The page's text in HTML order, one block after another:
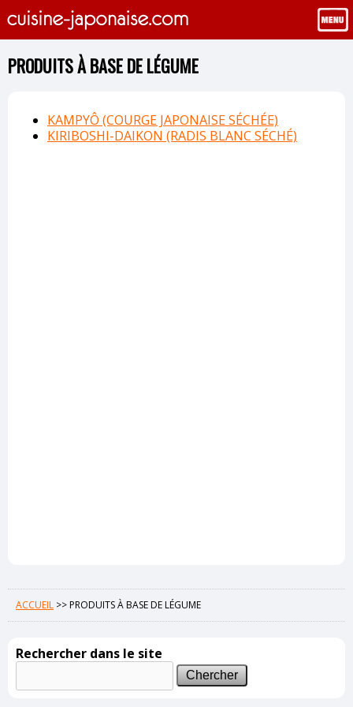
PRODUITS À BASE DE LÉGUME
KAMPYÔ (COURGE JAPONAISE SÉCHÉE)
KIRIBOSHI-DAIKON (RADIS BLANC SÉCHÉ)
ACCUEIL >>PRODUITS À BASE DE LÉGUME
Rechercher dans le site